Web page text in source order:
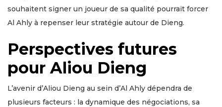
souhaitent signer un joueur de sa qualité pourrait forcer
Al Ahly à repenser leur stratégie autour de Dieng.
Perspectives futures
pour Aliou Dieng
L’avenir d’Aliou Dieng au sein d’Al Ahly dépendra de
plusieurs facteurs : la dynamique des négociations, sa